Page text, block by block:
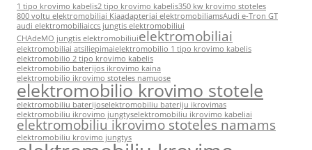
1 tipo krovimo kabelis2 tipo krovimo kabelis350 kw krovimo stoteles
800 voltu elektromobiliai Kiaadapteriai elektromobiliamsAudi e-Tron GT
audi elektromobiliaiccs jungtis elektromobiliui
CHAdeMO jungtis elektromobiliuielektromobiliai
elektromobiliai atsiliepimaielektromobilio 1 tipo krovimo kabelis
elektromobilio 2 tipo krovimo kabelis
elektromobilio baterijos ikrovimo kaina
elektromobilio ikrovimo stoteles namuose
elektromobilio krovimo stotele
elektromobiliu baterijoselektromobiliu bateriju ikrovimas
elektromobiliu ikrovimo jungtyselektromobiliu ikrovimo kabeliai
elektromobiliu ikrovimo stoteles namams
elektromobiliu krovimo jungtys